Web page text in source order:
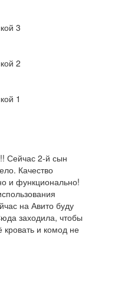
3
2
1
Сейчас 2-й сын
Качество
и функционально!
на Авито буду
заходила, чтобы
и комод не